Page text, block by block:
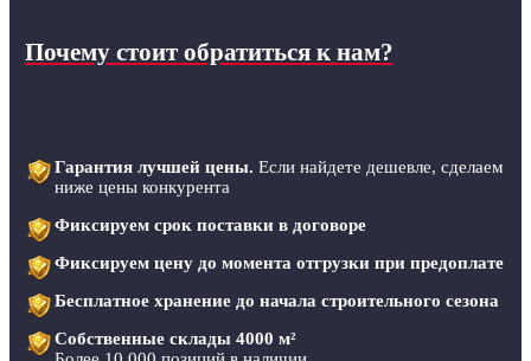
Почему стоит обратиться к нам?
Гарантия лучшей цены. Если найдете дешевле, сделаем
ниже цены конкурента
Фиксируем срок поставки в договоре
Фиксируем цену до момента отгрузки при предоплате
Бесплатное хранение до начала строительного сезона
Собственные склады 4000 м²